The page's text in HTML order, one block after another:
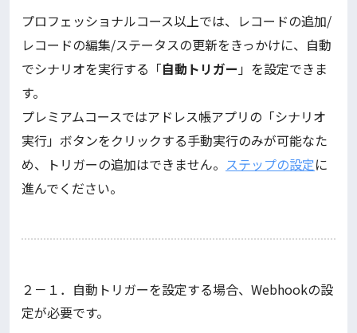
プロフェッショナルコース以上では、レコードの追加/
レコードの編集/ステータスの更新をきっかけに、自動
でシナリオを実行する「自動トリガー 」を設定できま
す。
プレミアムコースではアドレス帳アプリの「シナリオ
実行」ボタンをクリックする手動実行のみが可能なた
め、トリガーの追加はできません。 ステップの設定に
進んでください。
２－１．自動トリガーを設定する場合、Webhookの設
定が必要です。